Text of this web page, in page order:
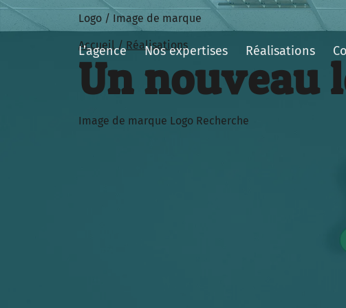
L’agence Nos expertises Réalisations
Logo / Image de marque
Accueil/Réalisations
Un nouveau
Image de marque Logo Recherche